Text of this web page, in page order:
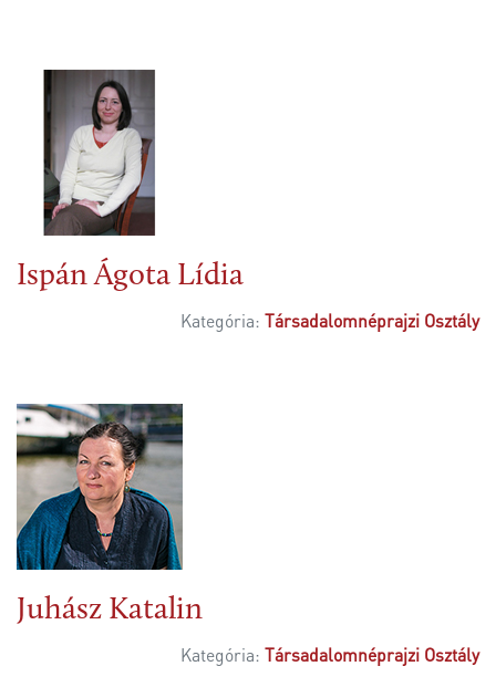
Ispán Ágota Lídia
Kategória: Társadalomnéprajzi Osztály
Juhász Katalin
Kategória: Társadalomnéprajzi Osztály